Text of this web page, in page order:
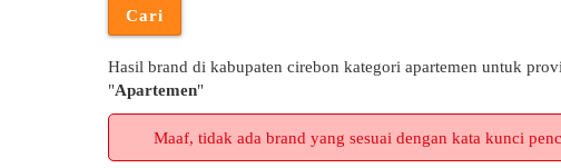
Hasil brand di kabupaten cirebon kategori apartemen untuk
"Apartemen"
Maaf, tidak ada brand yang sesuai dengan kata kunci